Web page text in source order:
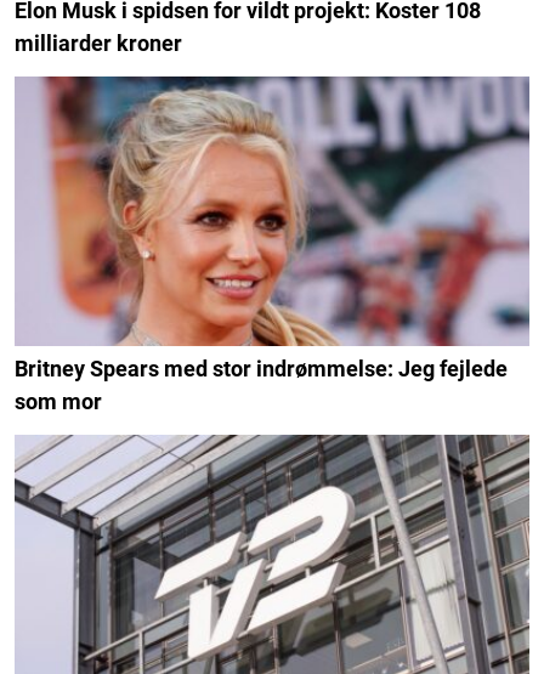
Elon Musk i spidsen for vildt projekt: Koster 108
milliarder kroner
Britney Spears med stor indrømmelse: Jeg fejlede
som mor